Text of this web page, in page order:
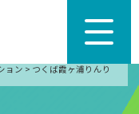
ョン > つくば霞ヶ浦りんり